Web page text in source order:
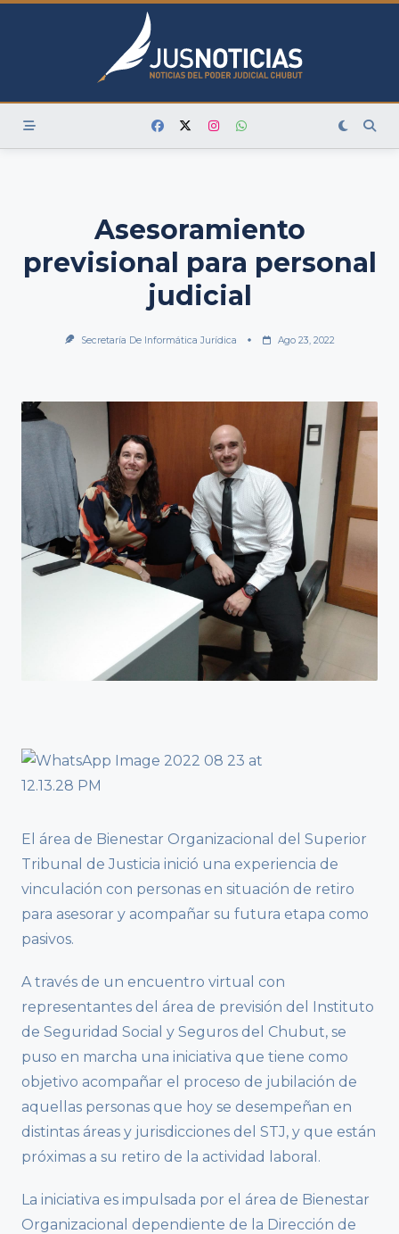
Skip
Asesoramiento
previsional para personal
judicial
Secretaría De Informática Jurídica Ago 23, 2022
El área de Bienestar Organizacional del Superior
Tribunal de Justicia inició una experiencia de
vinculación con personas en situación de retiro
para asesorar y acompañar su futura etapa como
pasivos.
A través de un encuentro virtual con
representantes del área de previsión del Instituto
de Seguridad Social y Seguros del Chubut, se
puso en marcha una iniciativa que tiene como
objetivo acompañar el proceso de jubilación de
aquellas personas que hoy se desempeñan en
distintas áreas y jurisdicciones del STJ, y que están
próximas a su retiro de la actividad laboral.
La iniciativa es impulsada por el área de Bienestar
Organizacional dependiente de la Dirección de